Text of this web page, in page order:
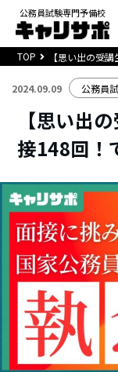
公務員試験専門予備校
TOP 【思い出の受
2024.09.09 公務員
【思い出
接148回！